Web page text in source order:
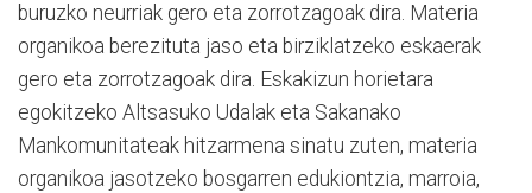
buruzko neurriak gero eta zorrotzagoak dira. Materia
organikoa berezituta jaso eta birziklatzeko eskaerak
gero eta zorrotzagoak dira. Eskakizun horietara
egokitzeko Altsasuko Udalak eta Sakanako
Mankomunitateak hitzarmena sinatu zuten, materia
organikoa jasotzeko bosgarren edukiontzia, marroia,